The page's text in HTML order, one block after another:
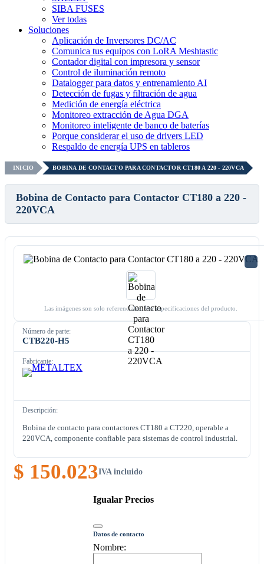
SIBA FUSES
Ver todas
Soluciones
Aplicación de Inversores DC/AC
Comunica tus equipos con LoRA Meshtastic
Contador digital con impresora y sensor
Control de iluminación remoto
Datalogger para datos y entrenamiento AI
Detección de fugas y filtración de agua
Medición de energía eléctrica
Monitoreo extracción de Agua DGA
Monitoreo inteligente de banco de baterías
Porque considerar el uso de drivers LED
Respaldo de energía UPS en tableros
INICIO BOBINA DE CONTACTO PARA CONTACTOR CT180 A 220 - 220VCA
Bobina de Contacto para Contactor CT180 a 220 -
220VCA
Las imágenes son solo referenciales. Ver especificaciones del producto.
Número de parte:
CTB220-H5
Fabricante:
Descripción:
Bobina de contacto para contactores CT180 a CT220, operable a
220VCA, componente confiable para sistemas de control industrial.
$ 150.023IVA incluido
Igualar Precios
Datos de contacto
Nombre: